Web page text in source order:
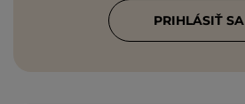
PRIHLÁSIŤ SA